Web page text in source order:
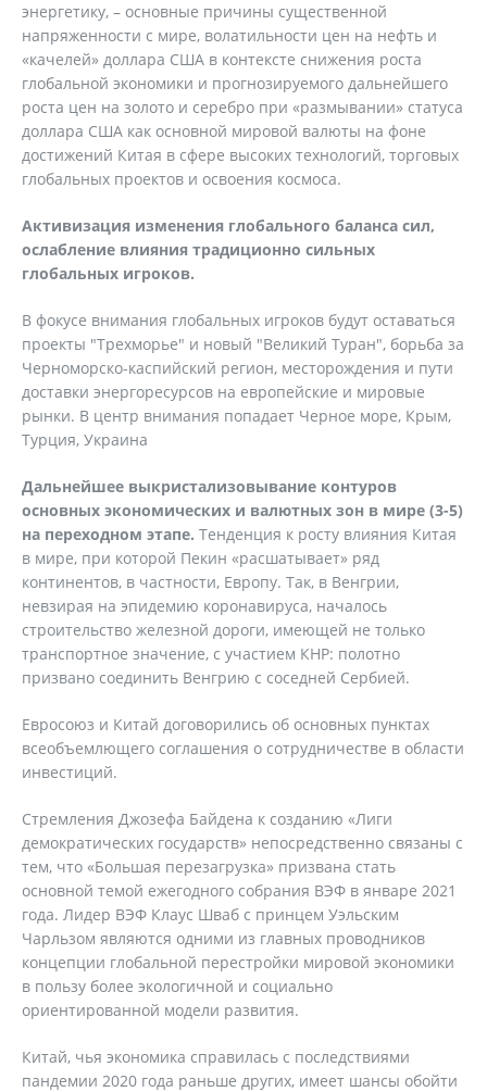
энергетику, – основные причины существенной
напряженности с мире, волатильности цен на нефть и
«качелей» доллара США в контексте снижения роста
глобальной экономики и прогнозируемого дальнейшего
роста цен на золото и серебро при «размывании» статуса
доллара США как основной мировой валюты на фоне
достижений Китая в сфере высоких технологий, торговых
глобальных проектов и освоения космоса.
Активизация изменения глобального баланса сил,
ослабление влияния традиционно сильных
глобальных игроков.
В фокусе внимания глобальных игроков будут оставаться
проекты "Трехморье" и новый "Великий Туран", борьба за
Черноморско-каспийский регион, месторождения и пути
доставки энергоресурсов на европейские и мировые
рынки. В центр внимания попадает Черное море, Крым,
Турция, Украина
Дальнейшее выкристализовывание контуров
основных экономических и валютных зон в мире (3-5)
на переходном этапе. Тенденция к росту влияния Китая
в мире, при которой Пекин «расшатывает» ряд
континентов, в частности, Европу. Так, в Венгрии,
невзирая на эпидемию коронавируса, началось
строительство железной дороги, имеющей не только
транспортное значение, с участием КНР: полотно
призвано соединить Венгрию с соседней Сербией.
Евроcоюз и Китай договорились об основных пунктах
всеобъемлющего соглашения о сотрудничестве в области
инвестиций.
Стремления Джозефа Байдена к созданию «Лиги
демократических государств» непосредственно связаны с
тем, что «Большая перезагрузка» призвана стать
основной темой ежегодного собрания ВЭФ в январе 2021
года. Лидер ВЭФ Клаус Шваб с принцем Уэльским
Чарльзом являются одними из главных проводников
концепции глобальной перестройки мировой экономики
в пользу более экологичной и социально
ориентированной модели развития.
Китай, чья экономика справилась с последствиями
пандемии 2020 года раньше других, имеет шансы обойти